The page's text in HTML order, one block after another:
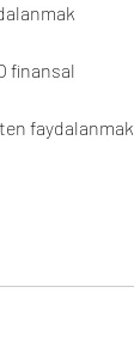
finansal
faydalanmak